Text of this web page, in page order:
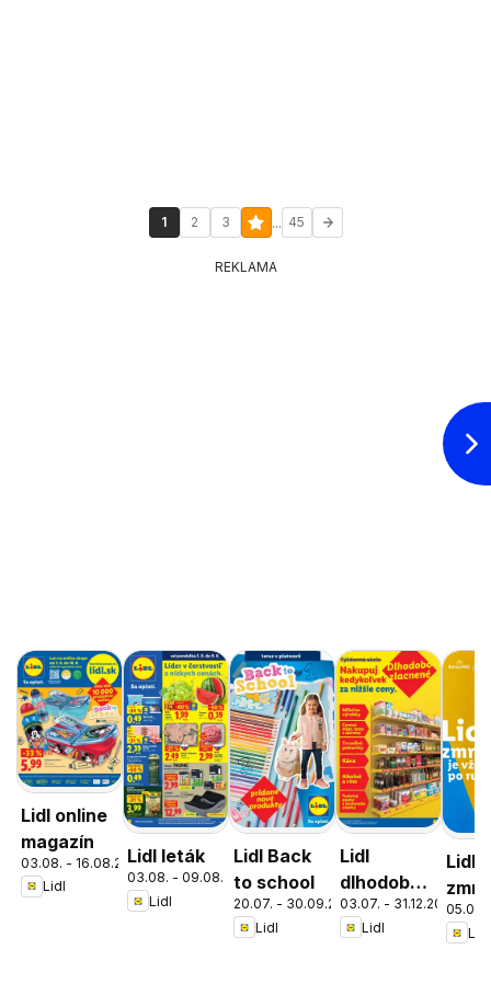
1 2 3 ... 45
REKLAMA
Lidl online
magazín
03.08. - 16.08.2026
Lidl
Lidl leták
03.08. - 09.08.2026
Lidl
Lidl Back
to school
20.07. - 30.09.2026
Lidl
Lidl
dlhodobo
zlacnené
03.07. - 31.12.2026
Lidl
Lidl
05.05.
Lidl